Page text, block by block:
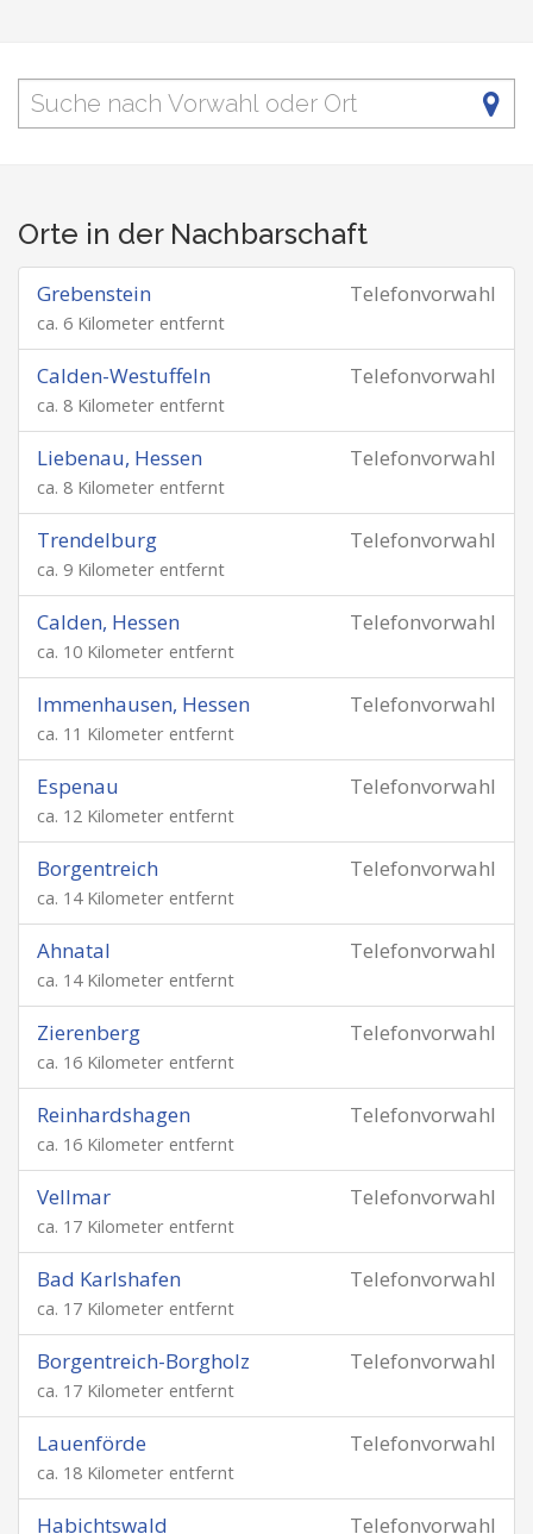
Orte in der Nachbarschaft
Telefonvorwahl
Grebenstein
ca. 6 Kilometer entfernt
Telefonvorwahl
Calden-Westuffeln
ca. 8 Kilometer entfernt
Telefonvorwahl
Liebenau, Hessen
ca. 8 Kilometer entfernt
Telefonvorwahl
Trendelburg
ca. 9 Kilometer entfernt
Telefonvorwahl
Calden, Hessen
ca. 10 Kilometer entfernt
Telefonvorwahl
Immenhausen, Hessen
ca. 11 Kilometer entfernt
Telefonvorwahl
Espenau
ca. 12 Kilometer entfernt
Telefonvorwahl
Borgentreich
ca. 14 Kilometer entfernt
Telefonvorwahl
Ahnatal
ca. 14 Kilometer entfernt
Telefonvorwahl
Zierenberg
ca. 16 Kilometer entfernt
Telefonvorwahl
Reinhardshagen
ca. 16 Kilometer entfernt
Telefonvorwahl
Vellmar
ca. 17 Kilometer entfernt
Telefonvorwahl
Bad Karlshafen
ca. 17 Kilometer entfernt
Telefonvorwahl
Borgentreich-Borgholz
ca. 17 Kilometer entfernt
Telefonvorwahl
Lauenförde
ca. 18 Kilometer entfernt
Telefonvorwahl
Habichtswald